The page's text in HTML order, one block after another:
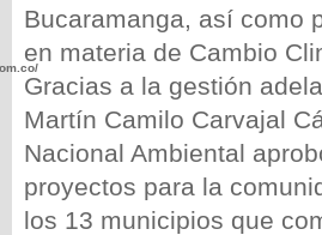
Bucaramanga, así como
en materia de Cambio
Gracias a la gestión
Martín Camilo Carvajal
Nacional Ambiental
proyectos para la
los 13 municipios que
wp-
wp-